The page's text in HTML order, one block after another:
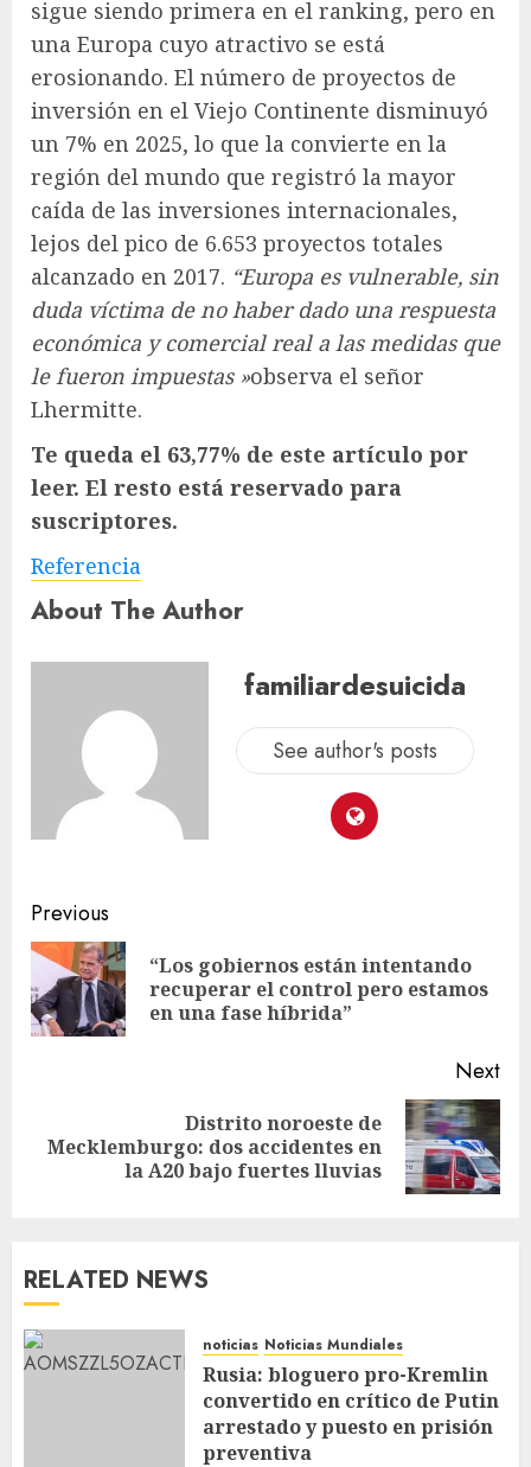
sigue siendo primera en el ranking, pero en
una Europa cuyo atractivo se está
erosionando. El número de proyectos de
inversión en el Viejo Continente disminuyó
un 7% en 2025, lo que la convierte en la
región del mundo que registró la mayor
caída de las inversiones internacionales,
lejos del pico de 6.653 proyectos totales
alcanzado en 2017. “Europa es vulnerable, sin
duda víctima de no haber dado una respuesta
económica y comercial real a las medidas que
le fueron impuestas»observa el señor
Lhermitte.
Te queda el 63,77% de este artículo por
leer. El resto está reservado para
suscriptores.
Referencia
About The Author
familiardesuicida
See author's posts
Previous
“Los gobiernos están intentando
recuperar el control pero estamos
en una fase híbrida”
Next
Distrito noroeste de
Mecklemburgo: dos accidentes en
la A20 bajo fuertes lluvias
RELATED NEWS
noticias Noticias Mundiales
Rusia: bloguero pro-Kremlin
convertido en crítico de Putin
arrestado y puesto en prisión
preventiva